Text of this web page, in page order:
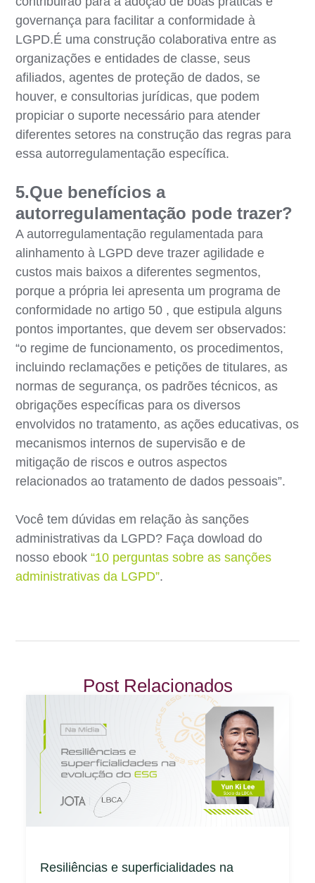
governança para facilitar a conformidade à
LGPD.É uma construção colaborativa entre as
organizações e entidades de classe, seus
afiliados, agentes de proteção de dados, se
houver, e consultorias jurídicas, que podem
propiciar o suporte necessário para atender
diferentes setores na construção das regras para
essa autorregulamentação específica.
5.Que benefícios a
autorregulamentação pode trazer?
A autorregulamentação regulamentada para
alinhamento à LGPD deve trazer agilidade e
custos mais baixos a diferentes segmentos,
porque a própria lei apresenta um programa de
conformidade no artigo 50 , que estipula alguns
pontos importantes, que devem ser observados:
“o regime de funcionamento, os procedimentos,
incluindo reclamações e petições de titulares, as
normas de segurança, os padrões técnicos, as
obrigações específicas para os diversos
envolvidos no tratamento, as ações educativas, os
mecanismos internos de supervisão e de
mitigação de riscos e outros aspectos
relacionados ao tratamento de dados pessoais”.
Você tem dúvidas em relação às sanções
administrativas da LGPD? Faça dowload do
nosso ebook“10 perguntas sobre as sanções
administrativas da LGPD”.
Post Relacionados
Resiliências e superficialidades na